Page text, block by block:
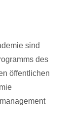
sind
des
öffentlichen